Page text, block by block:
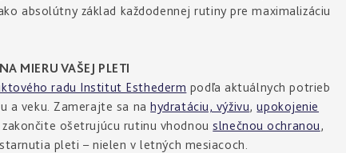
absolútny základ každodennej rutiny pre maximalizáciu
MIERU VAŠEJ PLETI
radu Institut Esthederm podľa aktuálnych potrieb
a veku. Zamerajte sa nahydratáciu, výživu,upokojenie
zakončite ošetrujúcu rutinu vhodnouslnečnou ochranou,
pleti – nielen v letných mesiacoch.